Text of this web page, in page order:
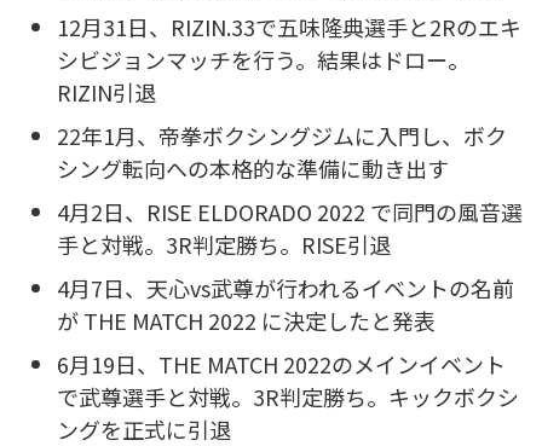
12月31日、RIZIN.33で五味隆典選手と2Rのエキ
シビジョンマッチを行う。結果はドロー。
RIZIN引退
22年1月、帝拳ボクシングジムに入門し、ボク
シング転向への本格的な準備に動き出す
4月2日、RISE ELDORADO 2022 で同門の風音選
手と対戦。3R判定勝ち。RISE引退
4月7日、天心vs武尊が行われるイベントの名前
が THE MATCH 2022 に決定したと発表
6月19日、THE MATCH 2022のメインイベント
で武尊選手と対戦。3R判定勝ち。キックボクシ
ングを正式に引退